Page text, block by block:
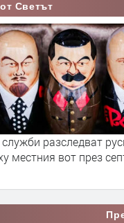
Светът
разследват
местния вот през